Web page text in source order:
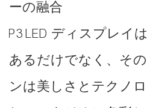
ーの融合
P3 LED ディスプレイ
あるだけでなく、そ
ンは美しさとテクノ